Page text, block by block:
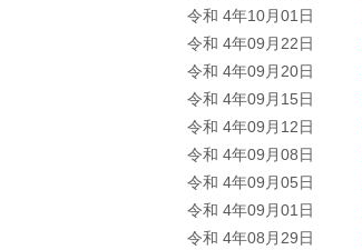
令和 4年10月01日
令和 4年09月22日
令和 4年09月20日
令和 4年09月15日
令和 4年09月12日
令和 4年09月08日
令和 4年09月05日
令和 4年09月01日
令和 4年08月29日